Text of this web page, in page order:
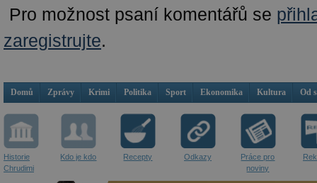
Pro možnost psaní komentářů se
zaregistrujte.
Domů Zprávy Krimi Politika Sport Ekonomika Kultura Od
Historie
Chrudimi
Kdo je kdo Recepty Odkazy
Práce pro
noviny